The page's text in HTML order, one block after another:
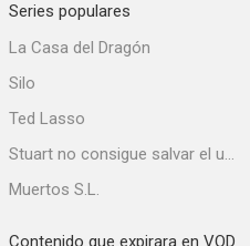
Series populares
La Casa del Dragón
Silo
Ted Lasso
Stuart no consigue salvar el universo
Muertos S.L.
Contenido que expirara en VOD